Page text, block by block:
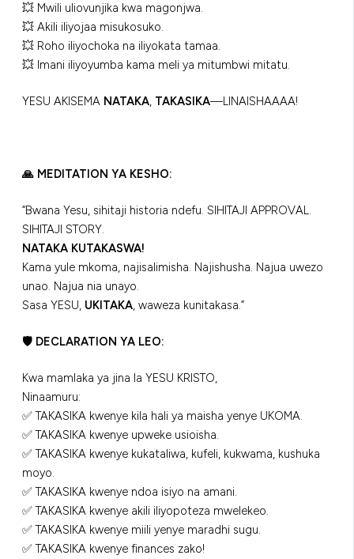
💥 Mwili uliovunjika kwa magonjwa.
💥 Akili iliyojaa misukosuko.
💥 Roho iliyochoka na iliyokata tamaa.
💥 Imani iliyoyumba kama meli ya mitumbwi mitatu.
YESU AKISEMA NATAKA, TAKASIKA—LINAISHAAAA!
🙏 MEDITATION YA KESHO:
“Bwana Yesu, sihitaji historia ndefu. SIHITAJI APPROVAL.
SIHITAJI STORY.
NATAKA KUTAKASWA!
Kama yule mkoma, najisalimisha. Najishusha. Najua uwezo
unao. Najua nia unayo.
Sasa YESU, UKITAKA, waweza kunitakasa.”
🛡 DECLARATION YA LEO:
Kwa mamlaka ya jina la YESU KRISTO,
Ninaamuru:
✅ TAKASIKA kwenye kila hali ya maisha yenye UKOMA.
✅ TAKASIKA kwenye upweke usioisha.
✅ TAKASIKA kwenye kukataliwa, kufeli, kukwama, kushuka
moyo.
✅ TAKASIKA kwenye ndoa isiyo na amani.
✅ TAKASIKA kwenye akili iliyopoteza mwelekeo.
✅ TAKASIKA kwenye miili yenye maradhi sugu.
✅ TAKASIKA kwenye finances zako!